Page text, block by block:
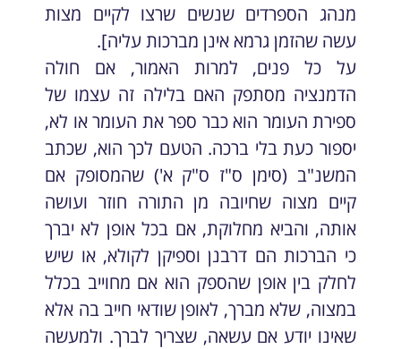
מנהג הספרדים שנשים שרצו לקיים מצות
עשה שהזמן גרמא אינן מברכות עליה].
על כל פנים, למרות האמור, אם חולה
הדמנציה מסתפק האם בלילה זה עצמו של
ספירת העומר הוא כבר ספר את העומר או לא,
יספור כעת בלי ברכה. הטעם לכך הוא, שכתב
המשנ"ב (סימן ס"ז ס"ק א') שהמסופק אם
קיים מצוה שחיובה מן התורה חוזר ועושה
אותה, והביא מחלוקת, אם בכל אופן לא יברך
כי הברכות הם דרבנן וספיקן לקולא, או שיש
לחלק בין אופן שהספק הוא אם מחוייב בכלל
במצוה, שלא מברך, לאופן שודאי חייב בה אלא
שאינו יודע אם עשאה, שצריך לברך. ולמעשה